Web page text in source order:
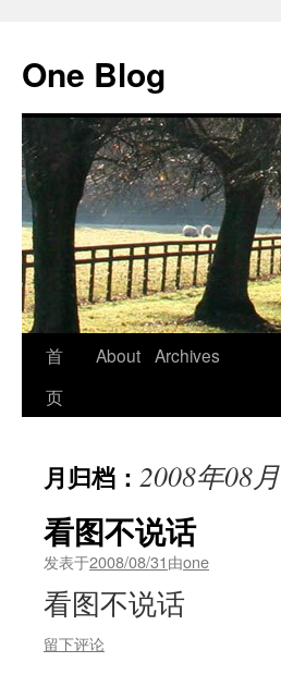
正
文
One Blog
首
页
About Archives
月归档： 2008年08月
看图不说话
发表于2008/08/31由one
看图不说话
留下评论